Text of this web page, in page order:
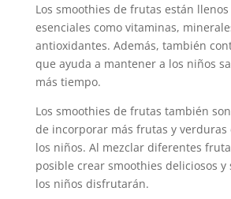
Los smoothies de frutas están
esenciales como vitaminas,
antioxidantes. Además, también
que ayuda a mantener a los niños
más tiempo.
Los smoothies de frutas también
de incorporar más frutas y verduras
los niños. Al mezclar diferentes
posible crear smoothies deliciosos y
los niños disfrutarán.